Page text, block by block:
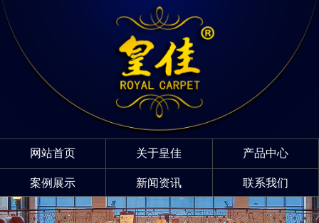
网站首页 关于皇佳 产品中心
案例展示 新闻资讯 联系我们